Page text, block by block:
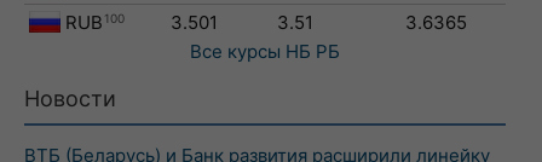
RUB 100 3.501 3.51
3.6365
Все курсы НБ РБ
Новости
ВТБ (Беларусь) и Банк развития расширили линейку